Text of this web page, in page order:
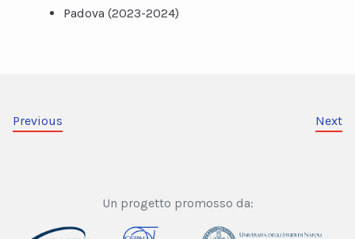
Padova (2023-2024)
Previous Next
Un progetto promosso da: